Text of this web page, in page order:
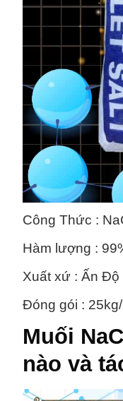
Công Thức :
Hàm lượng :
Xuất xứ : Ấn Độ
Đóng gói :
Muối
nào và